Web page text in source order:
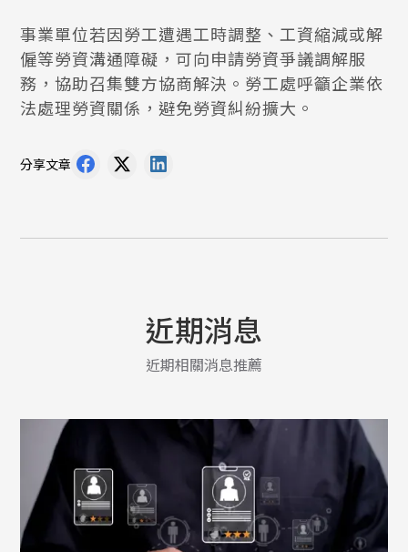
事業單位若因勞工遭遇工時調整、工資縮減或解
僱等勞資溝通障礙，可向申請勞資爭議調解服
務，協助召集雙方協商解決。勞工處呼籲企業依
法處理勞資關係，避免勞資糾紛擴大。
分享文章
近期消息
近期相關消息推薦